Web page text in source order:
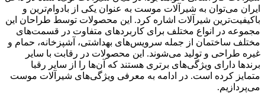
ایران می‌توان به شیرآلات موست به عنوان یکی از بادوام‌ترین و
باکیفیت‌ترین شیرآلات اشاره کرد. این محصولات توسط طراحان این
مجموعه در انواع مختلف برای کاربردهای متفاوت در قسمت‌های
مختلف ساختمان از جمله سرویس‌های بهداشتی، آشپزخانه، حمام و
غیره طراحی و تولید می‌شوند. این محصولات در رقابت با سایر
برندها دارای ویژگی‌های برتری هستند که آن‌ها را از سایر رقبا
متمایز کرده است. در ادامه به معرفی ویژگی‌های شیرآلات موست
می‌پردازیم.